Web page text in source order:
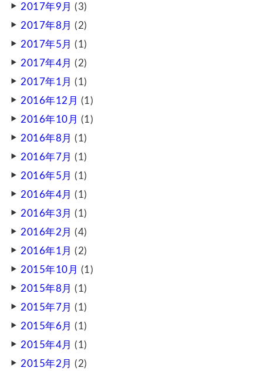
2017年9月 (3)
2017年8月 (2)
2017年5月 (1)
2017年4月 (2)
2017年1月 (1)
2016年12月 (1)
2016年10月 (1)
2016年8月 (1)
2016年7月 (1)
2016年5月 (1)
2016年4月 (1)
2016年3月 (1)
2016年2月 (4)
2016年1月 (2)
2015年10月 (1)
2015年8月 (1)
2015年7月 (1)
2015年6月 (1)
2015年4月 (1)
2015年2月 (2)